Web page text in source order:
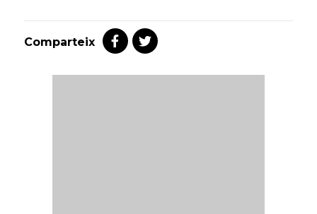
Comparteix